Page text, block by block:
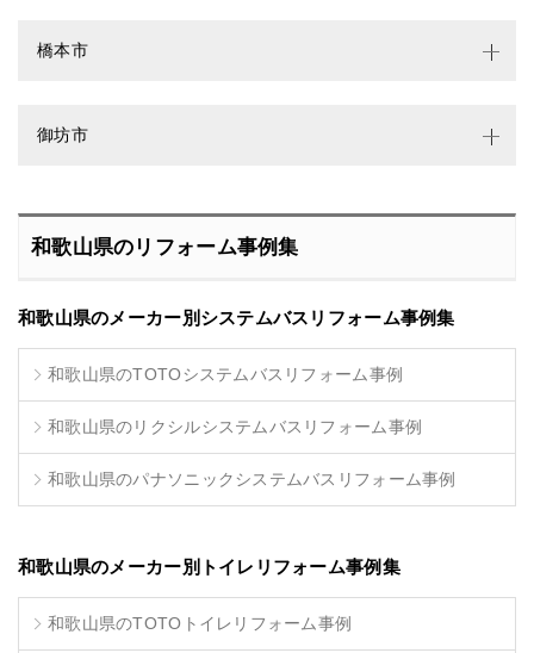
橋本市
御坊市
和歌山県のリフォーム事例集
和歌山県のメーカー別システムバスリフォーム事例集
和歌山県のTOTOシステムバスリフォーム事例
和歌山県のリクシルシステムバスリフォーム事例
和歌山県のパナソニックシステムバスリフォーム事例
和歌山県のメーカー別トイレリフォーム事例集
和歌山県のTOTOトイレリフォーム事例